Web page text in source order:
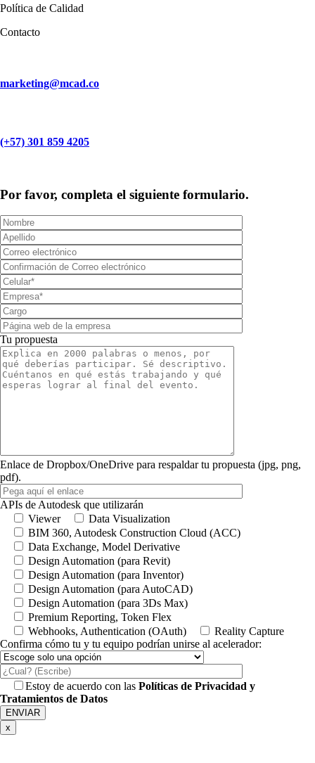
Política de Calidad
Contacto
marketing@mcad.co
(+57) 301 859 4205
Por favor, completa el siguiente formulario.
Tu propuesta
Enlace de Dropbox/OneDrive para respaldar tu propuesta (jpg, png,
pdf).
APIs de Autodesk que utilizarán
Viewer
Data Visualization
BIM 360, Autodesk Construction Cloud (ACC)
Data Exchange, Model Derivative
Design Automation (para Revit)
Design Automation (para Inventor)
Design Automation (para AutoCAD)
Design Automation (para 3Ds Max)
Premium Reporting, Token Flex
Webhooks, Authentication (OAuth)
Reality Capture
Confirma cómo tu y tu equipo podrían unirse al acelerador:
Estoy de acuerdo con las Políticas de Privacidad y
Tratamientos de Datos
x